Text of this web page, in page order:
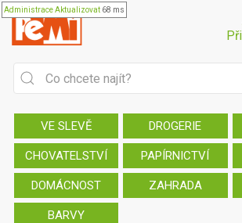
AdministraceAktualizovat 68 ms
VE SLEVĚ DROGERIE
CHOVATELSTVÍ PAPÍRNICTVÍ
DOMÁCNOST ZAHRADA
BARVY